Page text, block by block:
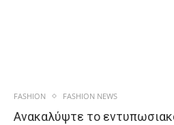
FASHION FASHION NEWS
Ανακαλύψτε το